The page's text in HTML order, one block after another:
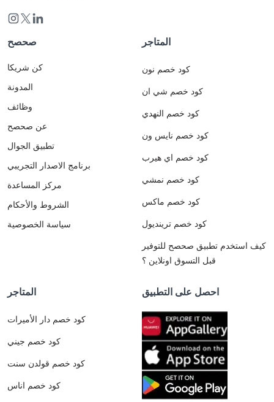
صحصح
كن شريكا
المدونة
وظائف
عن صحصح
تطبيق الجوال
برنامج الاصدار التجريبي
مركز المساعدة
الشروط والأحكام
سياسة الخصوصية
المتاجر
كود خصم نون
كود خصم شي ان
كود خصم النهدي
كود خصم نايس ون
كود خصم اي هيرب
كود خصم نمشي
كود خصم ماكس
كود خصم ترينديول
كيف استخدم تطبيق صحصح للتوفير
قبل التسوق اونلاين ؟
المتاجر
كود خصم دار الأميرات
كود خصم جيني
كود خصم قولدن سنت
كود خصم اناس
احصل على التطبيق